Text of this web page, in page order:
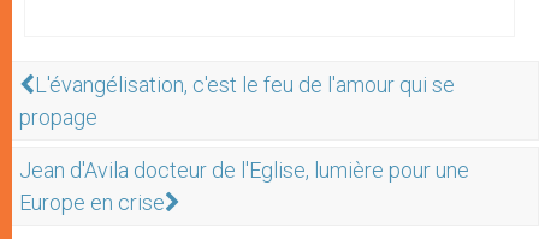
L'évangélisation, c'est le feu de l'amour qui se
propage
Jean d'Avila docteur de l'Eglise, lumière pour une
Europe en crise